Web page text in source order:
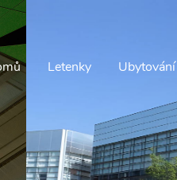
Letenky Ubytování